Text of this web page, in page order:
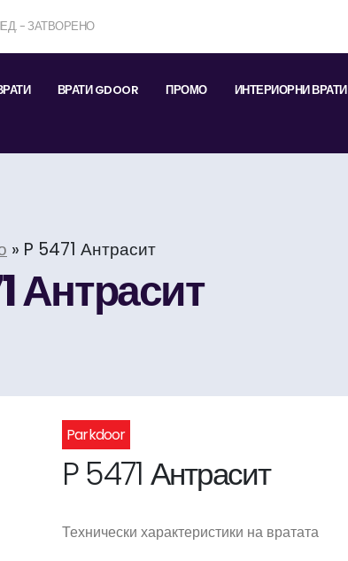
- ЗАТВОРЕНО
ВРАТИ GDOOR ПРОМО ИНТЕРИОРНИ ВРАТИ
» P 5471 Антрасит
Антрасит
Parkdoor
P 5471 Антрасит
Технически характеристики на вратата